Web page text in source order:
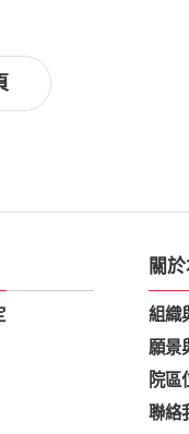
關
組織
願景
院區
聯絡